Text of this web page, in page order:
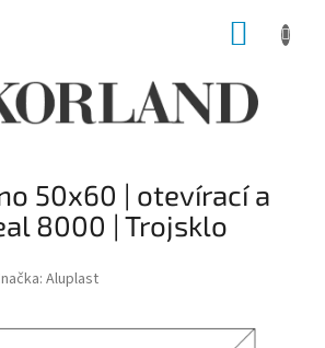
50x60 | otevírací a
8000 | Trojsklo
Aluplast